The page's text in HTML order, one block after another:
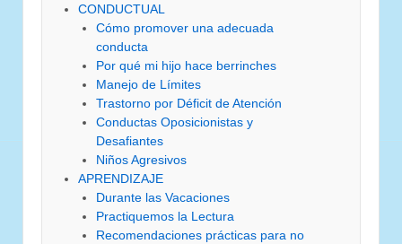
CONDUCTUAL
Cómo promover una adecuada
conducta
Por qué mi hijo hace berrinches
Manejo de Límites
Trastorno por Déficit de Atención
Conductas Oposicionistas y
Desafiantes
Niños Agresivos
APRENDIZAJE
Durante las Vacaciones
Practiquemos la Lectura
Recomendaciones prácticas para no